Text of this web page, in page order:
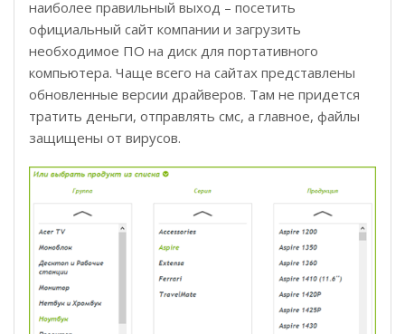
наиболее правильный выход – посетить
официальный сайт компании и загрузить
необходимое ПО на диск для портативного
компьютера. Чаще всего на сайтах представлены
обновленные версии драйверов. Там не придется
тратить деньги, отправлять смс, а главное, файлы
защищены от вирусов.